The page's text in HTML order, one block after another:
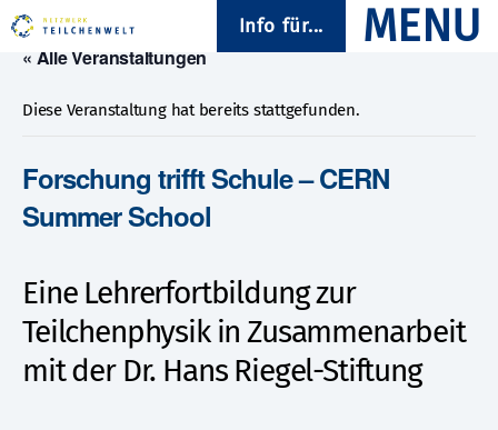
Info für...
« Alle Veranstaltungen
Diese Veranstaltung hat bereits stattgefunden.
Forschung trifft Schule – CERN
Summer School
Eine Lehrerfortbildung zur
Teilchenphysik in Zusammenarbeit
mit der Dr. Hans Riegel-Stiftung